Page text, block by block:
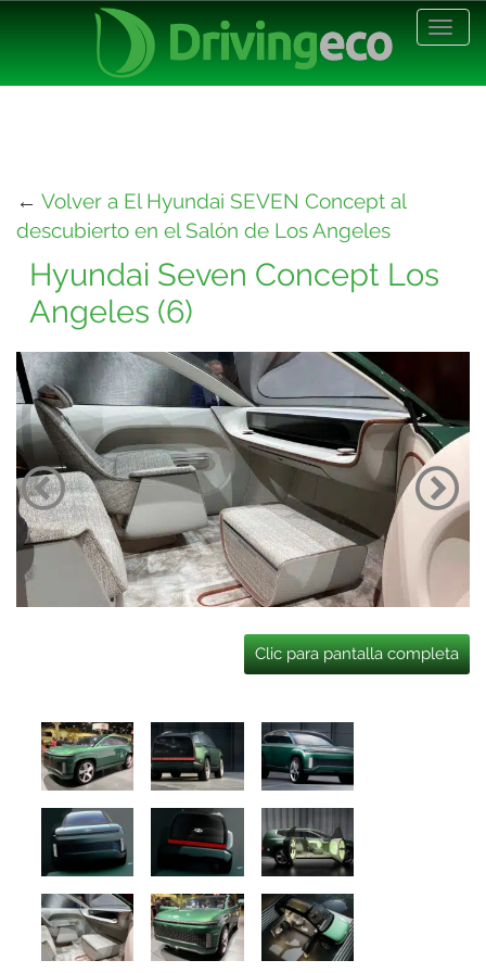
← Volver a El Hyundai SEVEN Concept al
descubierto en el Salón de Los Angeles
Hyundai Seven Concept Los
Angeles (6)
Clic para pantalla completa